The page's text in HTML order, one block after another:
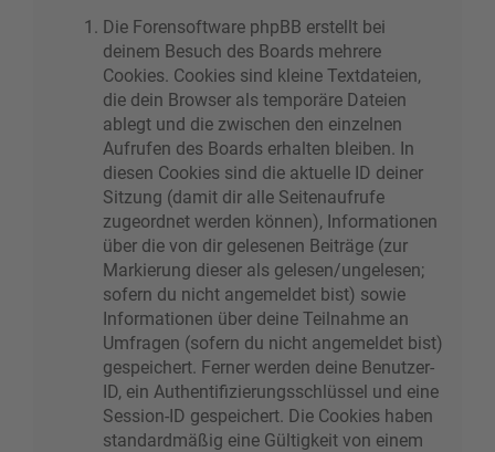
Die Forensoftware phpBB erstellt bei
deinem Besuch des Boards mehrere
Cookies. Cookies sind kleine Textdateien,
die dein Browser als temporäre Dateien
ablegt und die zwischen den einzelnen
Aufrufen des Boards erhalten bleiben. In
diesen Cookies sind die aktuelle ID deiner
Sitzung (damit dir alle Seitenaufrufe
zugeordnet werden können), Informationen
über die von dir gelesenen Beiträge (zur
Markierung dieser als gelesen/ungelesen;
sofern du nicht angemeldet bist) sowie
Informationen über deine Teilnahme an
Umfragen (sofern du nicht angemeldet bist)
gespeichert. Ferner werden deine Benutzer-
ID, ein Authentifizierungsschlüssel und eine
Session-ID gespeichert. Die Cookies haben
standardmäßig eine Gültigkeit von einem